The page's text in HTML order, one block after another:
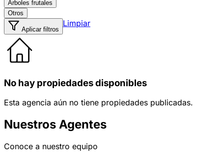
Árboles frutales
Otros
Aplicar filtros
Limpiar
No hay propiedades disponibles
Esta agencia aún no tiene propiedades publicadas.
Nuestros Agentes
Conoce a nuestro equipo